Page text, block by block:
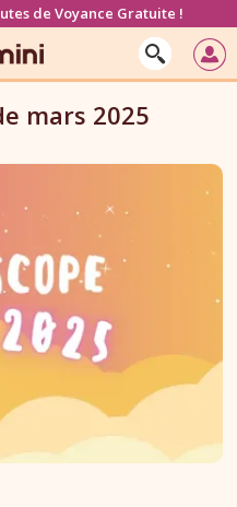
de Voyance Gratuite !
mars 2025